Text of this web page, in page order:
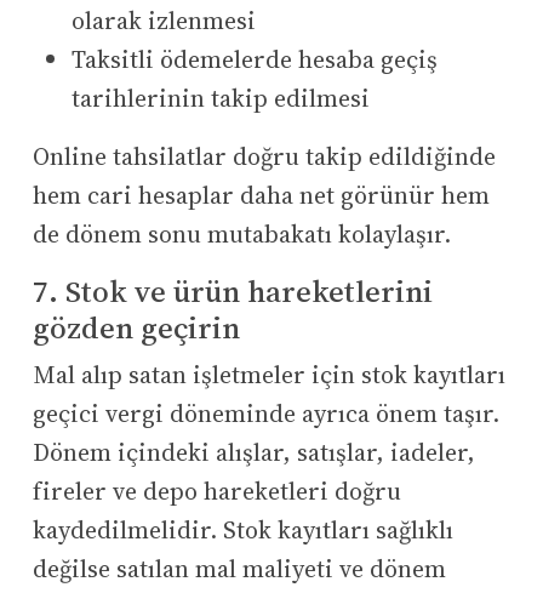
olarak izlenmesi
Taksitli ödemelerde hesaba geçiş
tarihlerinin takip edilmesi
Online tahsilatlar doğru takip edildiğinde
hem cari hesaplar daha net görünür hem
de dönem sonu mutabakatı kolaylaşır.
7. Stok ve ürün hareketlerini
gözden geçirin
Mal alıp satan işletmeler için stok kayıtları
geçici vergi döneminde ayrıca önem taşır.
Dönem içindeki alışlar, satışlar, iadeler,
fireler ve depo hareketleri doğru
kaydedilmelidir. Stok kayıtları sağlıklı
değilse satılan mal maliyeti ve dönem